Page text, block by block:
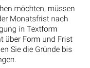
möchten, müssen
Monatsfrist nach
in Textform
über Form und Frist
Sie die Gründe bis